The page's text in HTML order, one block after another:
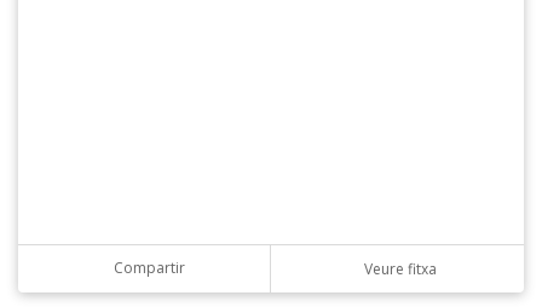
Compartir Veure fitxa